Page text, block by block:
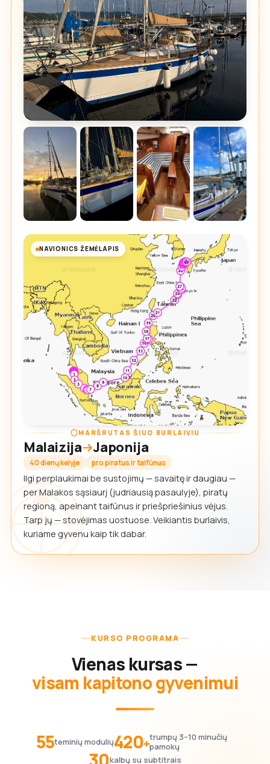
NAVIONICS ŽEMĖLAPIS
MARŠRUTAS ŠIUO BURLAIVIU
Malaizija Japonija
40 dienų kelyje pro piratus ir taifūnus
Ilgi perplaukimai be sustojimų — savaitę ir daugiau —
per Malakos sąsiaurį (judriausią pasaulyje), piratų
regioną, apeinant taifūnus ir priešpriešinius vėjus.
Tarp jų — stovėjimas uostuose. Veikiantis burlaivis,
kuriame gyvenu kaip tik dabar.
KURSO PROGRAMA
Vienas kursas —
visam kapitono gyvenimui
55teminių modulių420+trumpų 3–10 minučių
pamokų
kalbų su subtitrais